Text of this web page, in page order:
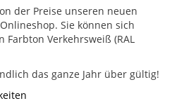
der Preise unseren neuen
Sie können sich
Verkehrsweiß (RAL
das ganze Jahr über gültig!